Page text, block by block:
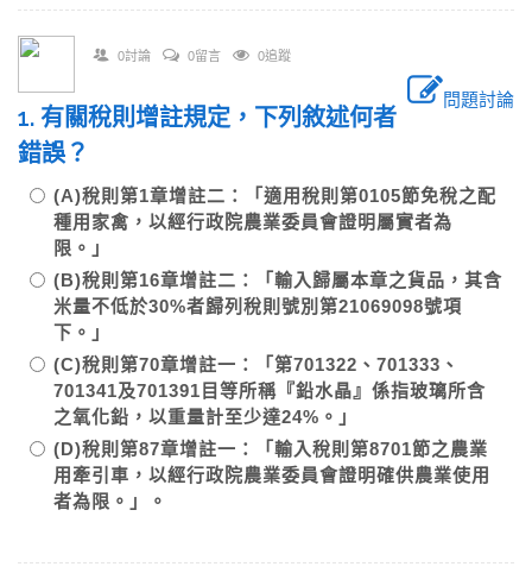
0討論 0留言 0追蹤
問題討論
1. 有關稅則增註規定，下列敘述何者
錯誤？
(A)稅則第1章增註二：「適用稅則第0105節免稅之配
種用家禽，以經行政院農業委員會證明屬實者為
限。」
(B)稅則第16章增註二：「輸入歸屬本章之貨品，其含
米量不低於30%者歸列稅則號別第21069098號項
下。」
(C)稅則第70章增註一：「第701322、701333、
701341及701391目等所稱『鉛水晶』係指玻璃所含
之氧化鉛，以重量計至少達24%。」
(D)稅則第87章增註一：「輸入稅則第8701節之農業
用牽引車，以經行政院農業委員會證明確供農業使用
者為限。」。